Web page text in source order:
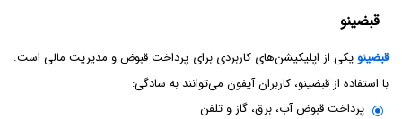
قبضینو
قبضینو یکی از اپلیکیشن‌های کاربردی برای پرداخت قبوض و مدیریت مالی است.
با استفاده از قبضینو، کاربران آیفون می‌توانند به سادگی:
پرداخت قبوض آب، برق، گاز و تلفن